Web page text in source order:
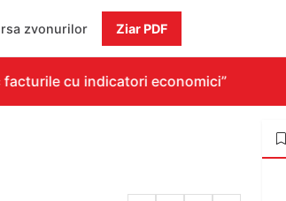
zvonurilor Ziar PDF
cu indicatori economici”